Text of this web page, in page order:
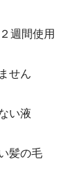
週間使用
せん
い液
髪の毛